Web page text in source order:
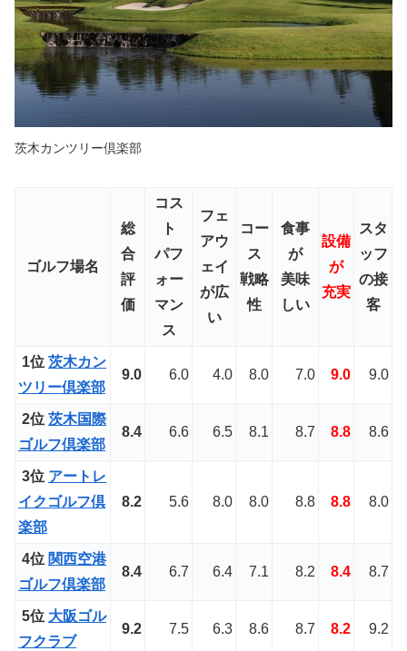
茨木カンツリー倶楽部
ゴルフ場名
総
合
評
価
コス
ト
パフ
ォー
マン
ス
フェ
アウ
ェイ
が広
い
コー
ス
戦略
性
食事
が
美味
しい
設備
が
充実
スタ
ッフ
の接
客
1位 茨木カン
ツリー倶楽部
9.0 6.0 4.0 8.0 7.0 9.0 9.0
2位 茨木国際
ゴルフ倶楽部
8.4 6.6 6.5 8.1 8.7 8.8 8.6
3位 アートレ
イクゴルフ倶
楽部
8.2 5.6 8.0 8.0 8.8 8.8 8.0
4位 関西空港
ゴルフ倶楽部
8.4 6.7 6.4 7.1 8.2 8.4 8.7
5位 大阪ゴル
フクラブ
9.2 7.5 6.3 8.6 8.7 8.2 9.2